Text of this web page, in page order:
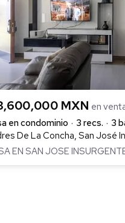
MXN en
en condominio
3 recs. 3
EN SAN JOSE